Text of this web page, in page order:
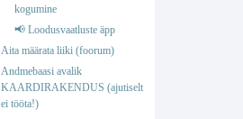
kogumine
📢 Loodusvaatluste äpp
Aita määrata liiki (foorum)
Andmebaasi avalik
KAARDIRAKENDUS (ajutiselt
ei tööta!)